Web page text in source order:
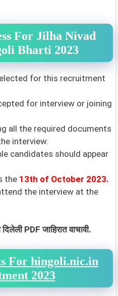
For Jilha Nivad
Bharti 2023
for this recruitment
for interview or joining
all the required documents
interview.
candidates should appear
the 13th of October 2023.
the interview at the
PDF जाहिरात वाचावी.
For hingoli.nic.in
2023